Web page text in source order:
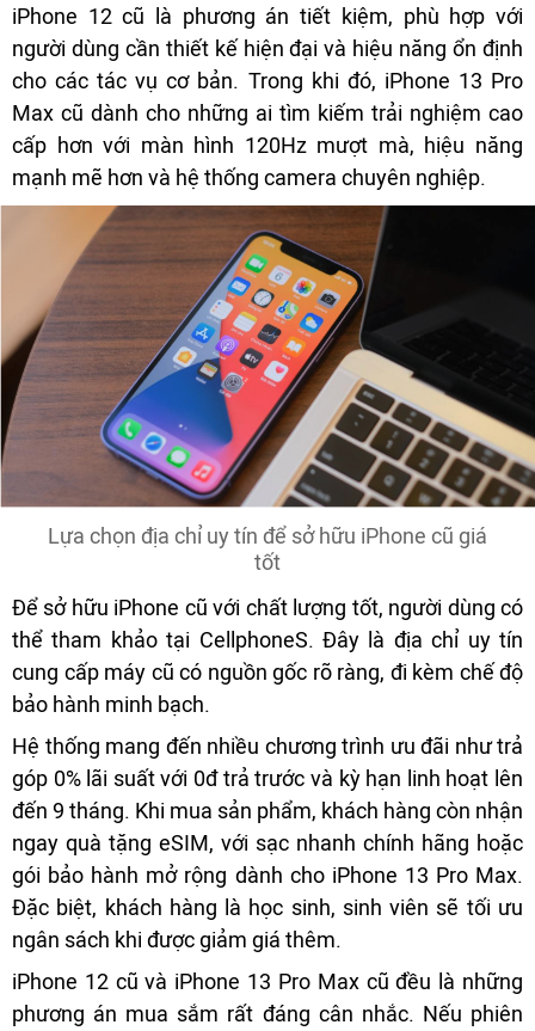
iPhone 12 cũ là phương án tiết kiệm, phù hợp với
người dùng cần thiết kế hiện đại và hiệu năng ổn định
cho các tác vụ cơ bản. Trong khi đó, iPhone 13 Pro
Max cũ dành cho những ai tìm kiếm trải nghiệm cao
cấp hơn với màn hình 120Hz mượt mà, hiệu năng
mạnh mẽ hơn và hệ thống camera chuyên nghiệp.
Lựa chọn địa chỉ uy tín để sở hữu iPhone cũ giá
tốt
Để sở hữu iPhone cũ với chất lượng tốt, người dùng có
thể tham khảo tại CellphoneS. Đây là địa chỉ uy tín
cung cấp máy cũ có nguồn gốc rõ ràng, đi kèm chế độ
bảo hành minh bạch.
Hệ thống mang đến nhiều chương trình ưu đãi như trả
góp 0% lãi suất với 0đ trả trước và kỳ hạn linh hoạt lên
đến 9 tháng. Khi mua sản phẩm, khách hàng còn nhận
ngay quà tặng eSIM, với sạc nhanh chính hãng hoặc
gói bảo hành mở rộng dành cho iPhone 13 Pro Max.
Đặc biệt, khách hàng là học sinh, sinh viên sẽ tối ưu
ngân sách khi được giảm giá thêm.
iPhone 12 cũ và iPhone 13 Pro Max cũ đều là những
phương án mua sắm rất đáng cân nhắc. Nếu phiên